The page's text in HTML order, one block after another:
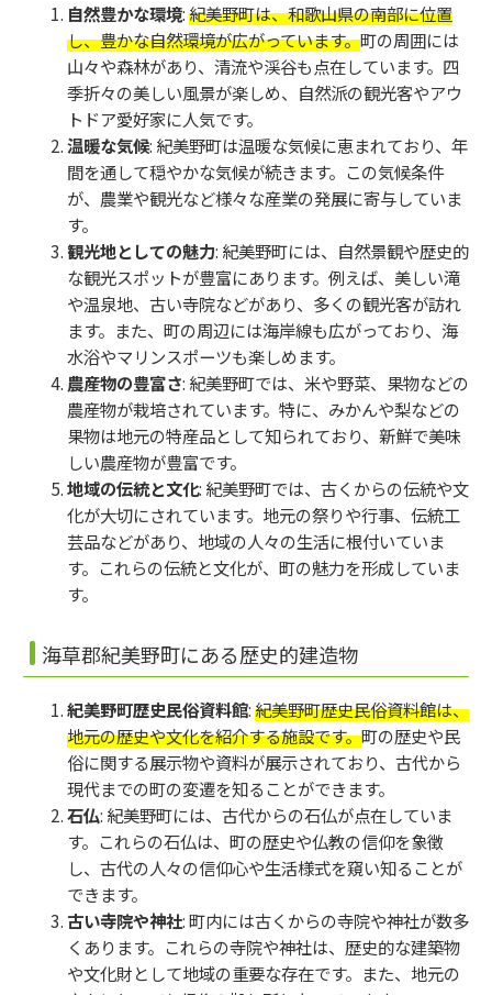
自然豊かな環境:紀美野町は、和歌山県の南部に位置
し、豊かな自然環境が広がっています。町の周囲には
山々や森林があり、清流や渓谷も点在しています。四
季折々の美しい風景が楽しめ、自然派の観光客やアウ
トドア愛好家に人気です。
温暖な気候: 紀美野町は温暖な気候に恵まれており、年
間を通して穏やかな気候が続きます。この気候条件
が、農業や観光など様々な産業の発展に寄与していま
す。
観光地としての魅力: 紀美野町には、自然景観や歴史的
な観光スポットが豊富にあります。例えば、美しい滝
や温泉地、古い寺院などがあり、多くの観光客が訪れ
ます。また、町の周辺には海岸線も広がっており、海
水浴やマリンスポーツも楽しめます。
農産物の豊富さ: 紀美野町では、米や野菜、果物などの
農産物が栽培されています。特に、みかんや梨などの
果物は地元の特産品として知られており、新鮮で美味
しい農産物が豊富です。
地域の伝統と文化: 紀美野町では、古くからの伝統や文
化が大切にされています。地元の祭りや行事、伝統工
芸品などがあり、地域の人々の生活に根付いていま
す。これらの伝統と文化が、町の魅力を形成していま
す。
海草郡紀美野町にある歴史的建造物
紀美野町歴史民俗資料館:紀美野町歴史民俗資料館は、
地元の歴史や文化を紹介する施設です。町の歴史や民
俗に関する展示物や資料が展示されており、古代から
現代までの町の変遷を知ることができます。
石仏: 紀美野町には、古代からの石仏が点在していま
す。これらの石仏は、町の歴史や仏教の信仰を象徴
し、古代の人々の信仰心や生活様式を窺い知ることが
できます。
古い寺院や神社: 町内には古くからの寺院や神社が数多
くあります。これらの寺院や神社は、歴史的な建築物
や文化財として地域の重要な存在です。また、地元の